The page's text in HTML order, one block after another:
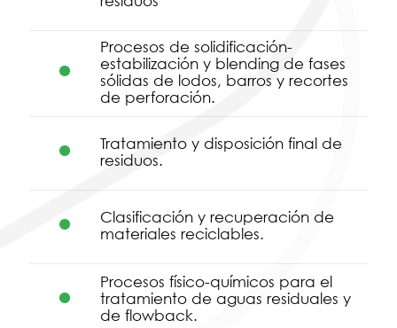
Procesos de solidificación-
estabilización y blending de fases
sólidas de lodos, barros y recortes
de perforación.
Tratamiento y disposición final de
residuos.
Clasificación y recuperación de
materiales reciclables.
Procesos físico-químicos para el
tratamiento de aguas residuales y
de flowback.